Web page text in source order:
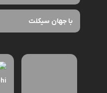
با جهان سیکلت